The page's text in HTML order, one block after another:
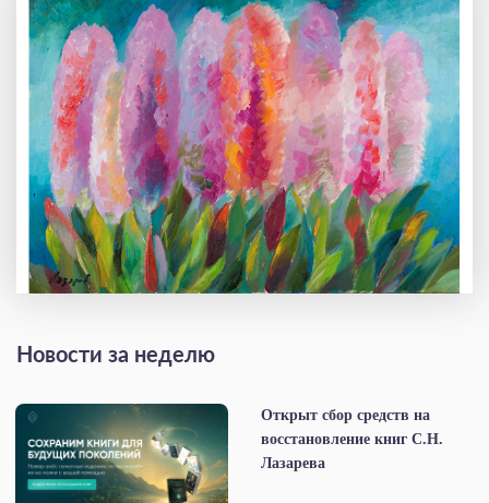
Новости за неделю
Открыт сбор средств на
восстановление книг С.Н.
Лазарева